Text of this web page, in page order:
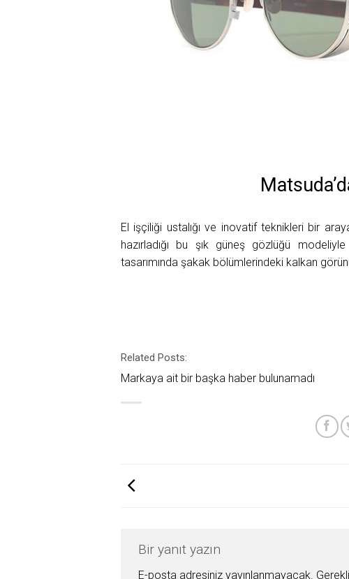
El işçiliği ustalığı ve inovatif teknikleri bir
hazırladığı bu şık güneş gözlüğü
tasarımında şakak bölümlerindeki kalkan
Related Posts:
Markaya ait bir başka haber bulunamadı
Bir yanıt yazın
E-posta adresiniz yayınlanmayacak.